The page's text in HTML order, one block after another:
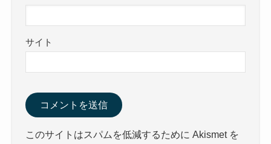
サイト
このサイトはスパムを低減するために Akismet を